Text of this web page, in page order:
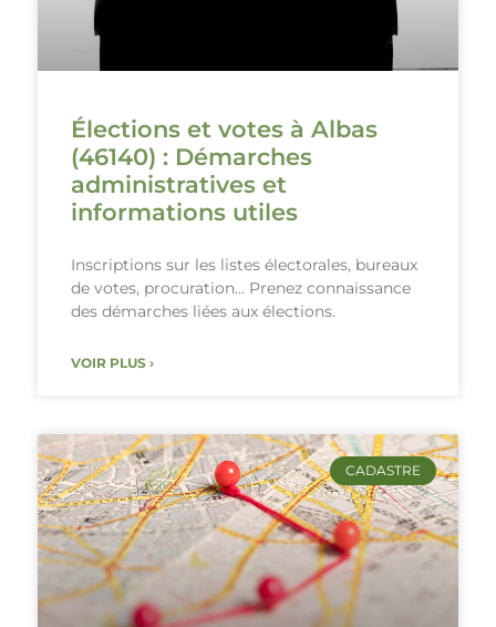
Élections et votes à Albas
(46140) : Démarches
administratives et
informations utiles
Inscriptions sur les listes électorales, bureaux
de votes, procuration… Prenez connaissance
des démarches liées aux élections.
VOIR PLUS ›
CADASTRE